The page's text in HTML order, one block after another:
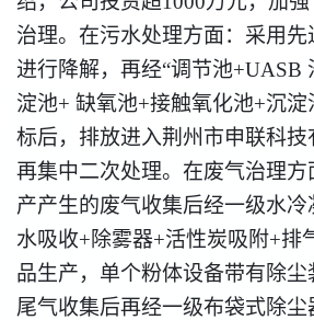
治理。在污水处理方面：采用
进行降解，再经“调节池+UASB
淀池+ 缺氧池+接触氧化池+沉淀
标后，排放进入荆州市申联科技
再集中二次处理。在废气治理
产产生的废气收集后经一级水
水吸收+除雾器+活性炭吸附+排
品生产，单个粉体设备带有除
尾气收集后再经一级布袋式除